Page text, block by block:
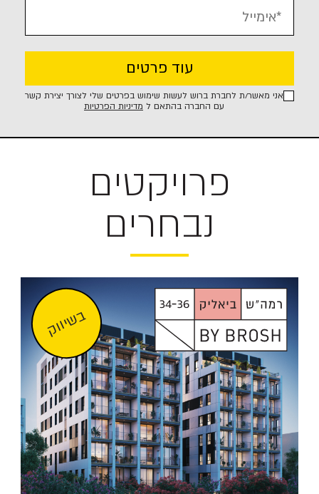
אימייל*
אני מאשר/ת לחברת ברוש לעשות שימוש בפרטים שלי לצורך יצירת קשר
עם החברה בהתאם ל מדיניות הפרטיות
פרויקטים
נבחרים
בשיווק